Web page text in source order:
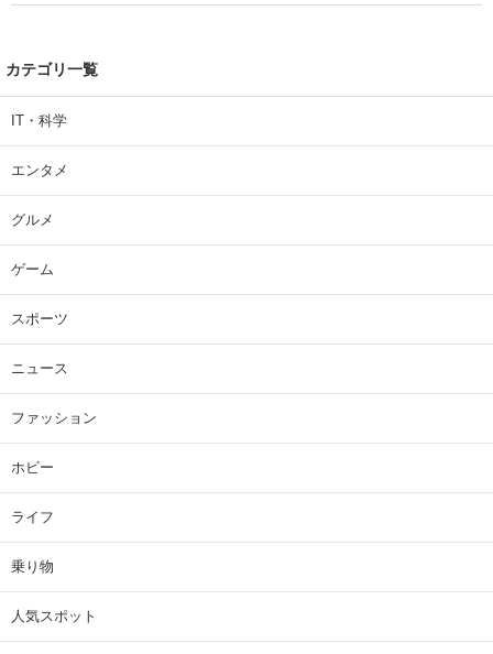
カテゴリ一覧
IT・科学
エンタメ
グルメ
ゲーム
スポーツ
ニュース
ファッション
ホビー
ライフ
乗り物
人気スポット